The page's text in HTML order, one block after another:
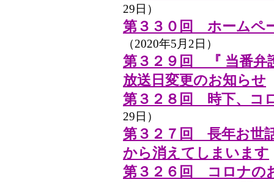
29日）
第３３０回 ホームペ
（2020年5月2日）
第３２９回 『 当番弁
放送日変更のお知らせ
第３２８回 時下、コ
29日）
第３２７回 長年お世
から消えてしまいます
第３２６回 コロナの